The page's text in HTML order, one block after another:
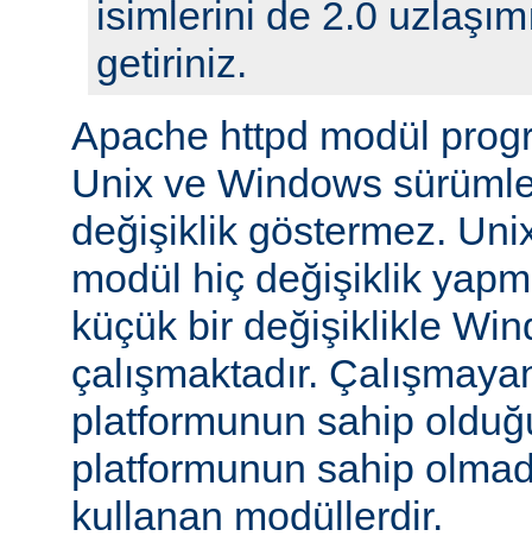
isimlerini de 2.0
getiriniz.
Apache httpd modül
Unix ve Windows
değişiklik göstermez.
modül hiç değişiklik
küçük bir değişiklikle
çalışmaktadır.
platformunun sahip
platformunun sahip
kullanan modüllerdir.